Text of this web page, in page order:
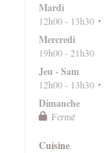
Mardi
12h00 - 13h30 •
Mercredi
19h00 - 21h30
Jeu -Sam
12h00 - 13h30 •
Dimanche
Fermé
Cuisine